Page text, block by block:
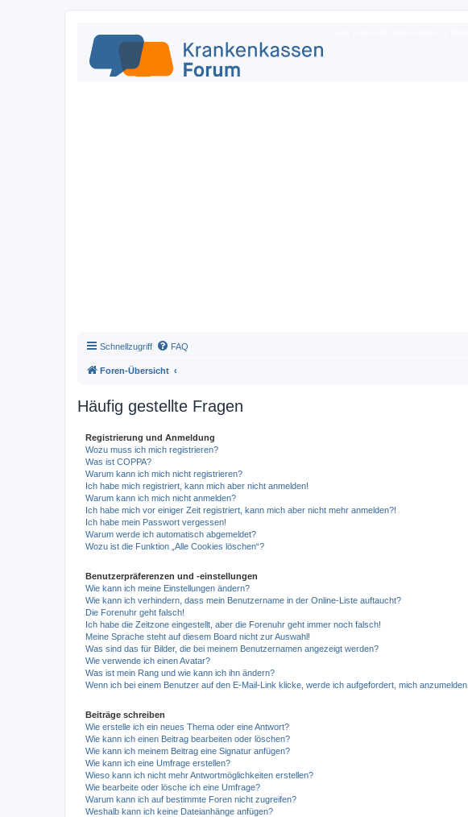
Schnellzugriff FAQ
Foren-Übersicht
Häufig gestellte Fragen
Registrierung und Anmeldung
Wozu muss ich mich registrieren?
Was ist COPPA?
Warum kann ich mich nicht registrieren?
Ich habe mich registriert, kann mich aber nicht anmelden!
Warum kann ich mich nicht anmelden?
Ich habe mich vor einiger Zeit registriert, kann mich aber nicht mehr anmelden?!
Ich habe mein Passwort vergessen!
Warum werde ich automatisch abgemeldet?
Wozu ist die Funktion „Alle Cookies löschen“?
Benutzerpräferenzen und -einstellungen
Wie kann ich meine Einstellungen ändern?
Wie kann ich verhindern, dass mein Benutzername in der Online-Liste auftaucht?
Die Forenuhr geht falsch!
Ich habe die Zeitzone eingestellt, aber die Forenuhr geht immer noch falsch!
Meine Sprache steht auf diesem Board nicht zur Auswahl!
Was sind das für Bilder, die bei meinem Benutzernamen angezeigt werden?
Wie verwende ich einen Avatar?
Was ist mein Rang und wie kann ich ihn ändern?
Wenn ich bei einem Benutzer auf den E-Mail-Link klicke, werde ich aufgefordert, mich anzumelden.
Beiträge schreiben
Wie erstelle ich ein neues Thema oder eine Antwort?
Wie kann ich einen Beitrag bearbeiten oder löschen?
Wie kann ich meinem Beitrag eine Signatur anfügen?
Wie kann ich eine Umfrage erstellen?
Wieso kann ich nicht mehr Antwortmöglichkeiten erstellen?
Wie bearbeite oder lösche ich eine Umfrage?
Warum kann ich auf bestimmte Foren nicht zugreifen?
Weshalb kann ich keine Dateianhänge anfügen?